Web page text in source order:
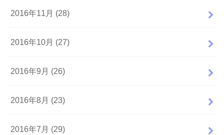
2016年11月 (28)
2016年10月 (27)
2016年9月 (26)
2016年8月 (23)
2016年7月 (29)